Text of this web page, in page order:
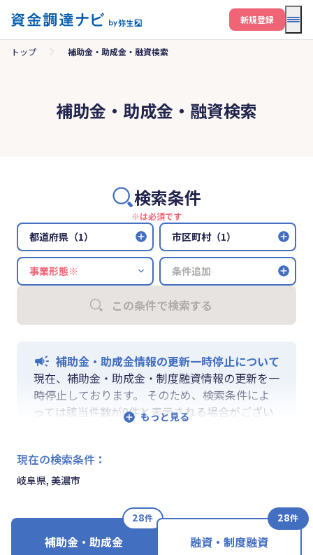
メ
新規登録
トップ 補助金・助成金・融資検索
補助金・助成金・融資検索
検索条件
※は必須です
都道府県（1） 市区町村（1）
条件追加
この条件で検索する
補助金・助成金情報の更新一時停止について
現在、補助金・助成金・制度融資情報の更新を一
時停止しております。 そのため、検索条件によ
っては該当件数が0件と表示される場合がござい
ます。 ご迷惑をおかけしますが、更新再開まで
なお、融資情報、ならびに「学ぶ」「作る」「相
談する」の各機能は通常通りご利用いただけま
現在の検索条件 ：
岐阜県, 美濃市
補助金・助成金
28件
融資・制度融資
28件